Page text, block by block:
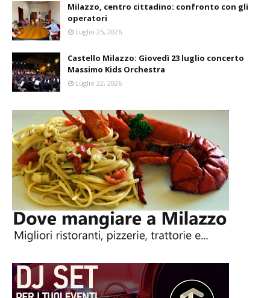
Milazzo, centro cittadino: confronto con gli
operatori
Luglio 25, 2026
Castello Milazzo: Giovedì 23 luglio concerto
Massimo Kids Orchestra
Luglio 22, 2026